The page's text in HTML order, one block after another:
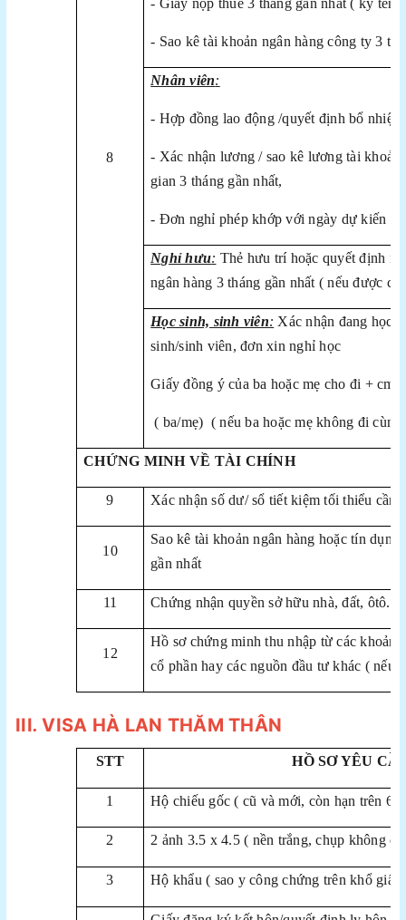
8
- Giấy nộp thuế 3 tháng gần nhất ( ký tên,
- Sao kê tài khoản ngân hàng công ty 3
Nhân viên:
- Hợp đồng lao động /quyết định bổ
- Xác nhận lương / sao kê lương tài khoản
gian 3 tháng gần nhất,
- Đơn nghỉ phép khớp với ngày dự kiến đi
Nghỉ hưu: Thẻ hưu trí hoặc quyết định
ngân hàng 3 tháng gần nhất ( nếu được
Học sinh, sinh viên: Xác nhận đang học
sinh/sinh viên, đơn xin nghỉ học
Giấy đồng ý của ba hoặc mẹ cho đi +
( ba/mẹ) ( nếu ba hoặc mẹ không đi cùng)
CHỨNG MINH VỀ TÀI CHÍNH
9 Xác nhận số dư/ sổ tiết kiệm tối thiểu cần
10
Sao kê tài khoản ngân hàng hoặc tín
gần nhất
11 Chứng nhận quyền sở hữu nhà, đất,
12
Hồ sơ chứng minh thu nhập từ các khoản
cổ phần hay các nguồn đầu tư khác ( nếu
III.VISA HÀ LAN THĂM THÂN
STT HỒ SƠ YÊU
1 Hộ chiếu gốc ( cũ và mới, còn hạn trên 6
2 2 ảnh 3.5 x 4.5 ( nền trắng, chụp không
3 Hộ khẩu ( sao y công chứng trên khổ giấy